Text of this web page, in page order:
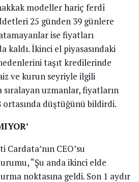
modeller hariç ferdî
25 günden 39 günlere
ise fiyatları
kaldı. İkinci el piyasasındaki
taşıt kredilerinde
ve kurun seyriyle ilgili
uzmanlar, fiyatların
ortasında düştüğünü bildirdi.
CEO’su
“Şu anda ikinci elde
noktasına geldi. Son 1 aydır